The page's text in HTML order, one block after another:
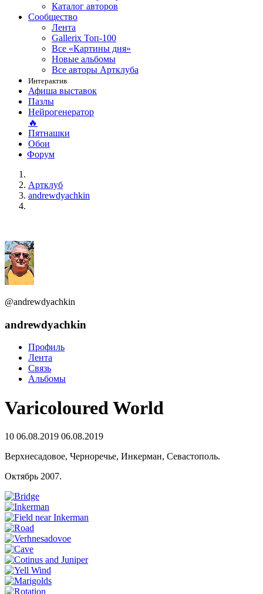
Каталог авторов
Сообщество
Лента
Gallerix Топ-100
Все «Картины дня»
Новые альбомы
Все авторы Артклуба
Интерактив
Афиша выставок
Пазлы
Нейрогенератор
🔥
Пятнашки
Обои
Форум
Артклуб
andrewdyachkin
@andrewdyachkin
andrewdyachkin
Профиль
Лента
Связь
Альбомы
Varicoloured World
10 06.08.2019 06.08.2019
Верхнесадовое, Черноречье, Инкерман, Севастополь.
Октябрь 2007.